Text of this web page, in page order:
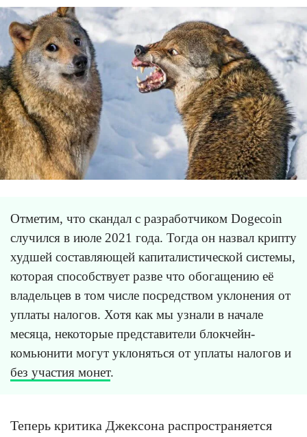
Отметим, что скандал с разработчиком Dogecoin
случился в июле 2021 года. Тогда он назвал крипту
худшей составляющей капиталистической системы,
которая способствует разве что обогащению её
владельцев в том числе посредством уклонения от
уплаты налогов. Хотя как мы узнали в начале
месяца, некоторые представители блокчейн-
комьюнити могут уклоняться от уплаты налогов и
без участия монет.
Теперь критика Джексона распространяется